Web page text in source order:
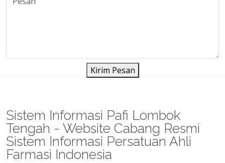
Kirim Pesan
Sistem Informasi Pafi Lombok
Tengah - Website Cabang Resmi
Sistem Informasi Persatuan Ahli
Farmasi Indonesia